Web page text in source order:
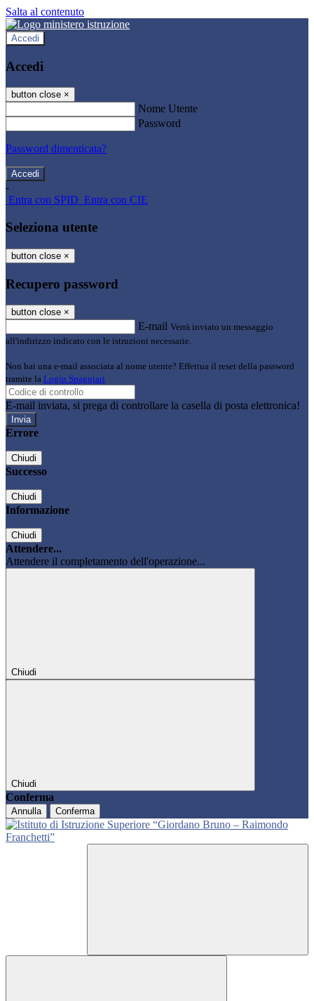
Salta al contenuto
Accedi
Accedi
button close ×
Nome Utente
Password
Password dimenticata?
-
Entra con SPID Entra con CIE
Seleziona utente
button close ×
Recupero password
button close ×
E-mail Verrà inviato un messaggio
all'indirizzo indicato con le istruzioni necessarie.
Non hai una e-mail associata al nome utente? Effettua il reset della password
tramite la Login Spaggiari
E-mail inviata, si prega di controllare la casella di posta elettronica!
Errore
Chiudi
Successo
Chiudi
Informazione
Chiudi
Attendere...
Attendere il completamento dell'operazione...
Chiudi
Chiudi
Conferma
Annulla Conferma